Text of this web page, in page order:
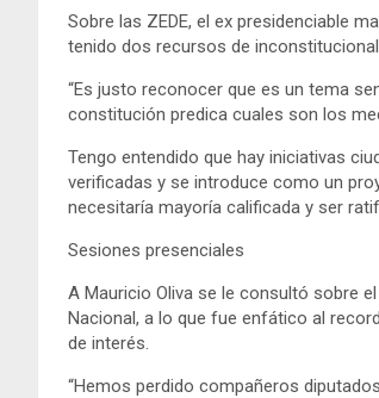
Sobre las ZEDE, el ex presidenciable
tenido dos recursos de
“Es justo reconocer que es un tema
constitución predica cuales son los
Tengo entendido que hay iniciativas
verificadas y se introduce como un
necesitaría mayoría calificada y ser
Sesiones presenciales
A Mauricio Oliva se le consultó sobre
Nacional, a lo que fue enfático al
de interés.
“Hemos perdido compañeros